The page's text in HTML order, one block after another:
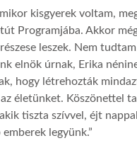
kisgyerek voltam,
Programjába. Akkor
leszek. Nem
elnök úrnak, Erika
hogy létrehozták
életünket. Köszönettel
tiszta szívvel, éjt
legyünk.”